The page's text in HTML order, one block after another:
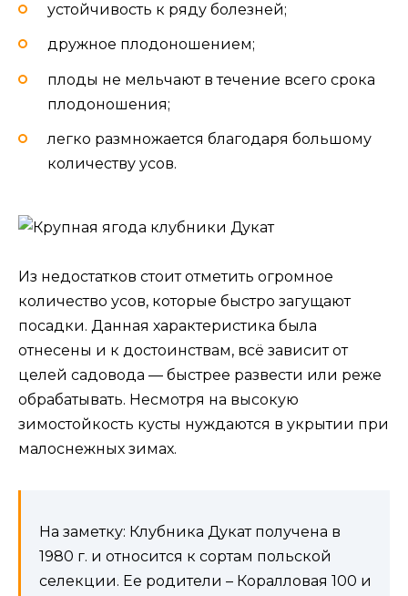
устойчивость к ряду болезней;
дружное плодоношением;
плоды не мельчают в течение всего срока
плодоношения;
легко размножается благодаря большому
количеству усов.
Из недостатков стоит отметить огромное
количество усов, которые быстро загущают
посадки. Данная характеристика была
отнесены и к достоинствам, всё зависит от
целей садовода — быстрее развести или реже
обрабатывать. Несмотря на высокую
зимостойкость кусты нуждаются в укрытии при
малоснежных зимах.
На заметку: Клубника Дукат получена в
1980 г. и относится к сортам польской
селекции. Ее родители – Коралловая 100 и